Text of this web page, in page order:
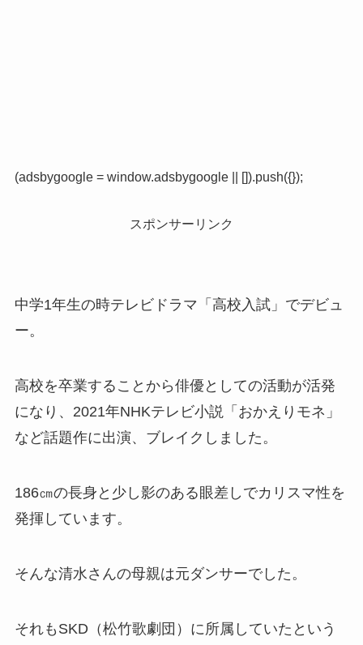
(adsbygoogle = window.adsbygoogle || []).push({});
スポンサーリンク
中学1年生の時テレビドラマ「高校入試」でデビュ
ー。
高校を卒業することから俳優としての活動が活発
になり、2021年NHKテレビ小説「おかえりモネ」
など話題作に出演、ブレイクしました。
186㎝の長身と少し影のある眼差しでカリスマ性を
発揮しています。
そんな清水さんの母親は元ダンサーでした。
それもSKD（松竹歌劇団）に所属していたという